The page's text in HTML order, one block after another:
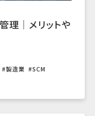
理｜メリットや
製造業
SCM